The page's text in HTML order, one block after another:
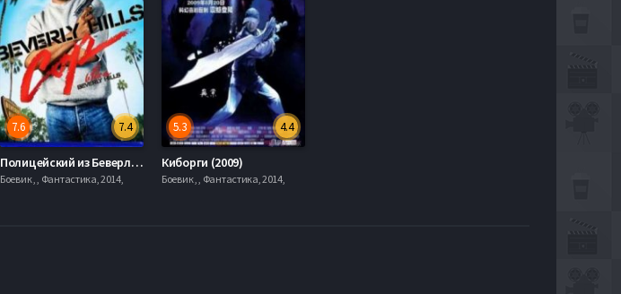
7.4
7.6
Полицейский из Беверли-Хиллз (1984)
Боевик , , Фантастика, 2014,
4.4
5.3
Киборги (2009)
Боевик , , Фантастика, 2014,